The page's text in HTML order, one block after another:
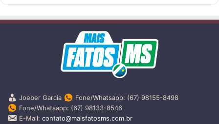
Joeber Garcia
Fone/Whatsapp: (67) 98155-8498
Fone/Whatsapp: (67) 98133-8546
E-Mail: contato@maisfatosms.com.br